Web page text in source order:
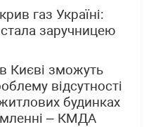
газ Україні:
заручницею
Києві зможуть
відсутності
будинках
– КМДА